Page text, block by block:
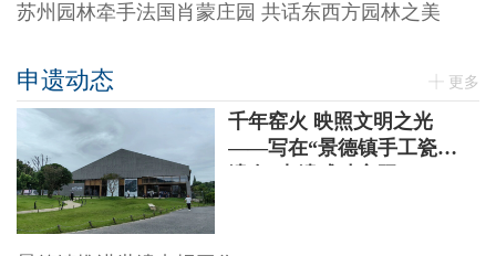
苏州园林牵手法国肖蒙庄园 共话东西方园林之美
申遗动态 更多
千年窑火 映照文明之光
——写在“景德镇手工瓷业